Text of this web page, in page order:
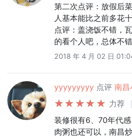
第二次点评：放假后
人基本能比之前多花
点评：盖浇饭不错，
的看个人吧，总体不错
2018 年 4 月 02 日
yyyyyyyyy 点评 南
力荐
装修很有6、70年代
肉粥也还可以，南昌